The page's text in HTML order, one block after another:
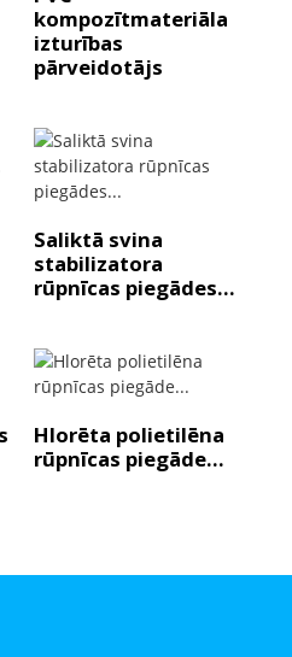
kompozītmateriāla
izturības
pārveidotājs
Saliktā svina
stabilizatora
rūpnīcas piegādes...
Hlorēta polietilēna
rūpnīcas piegāde...